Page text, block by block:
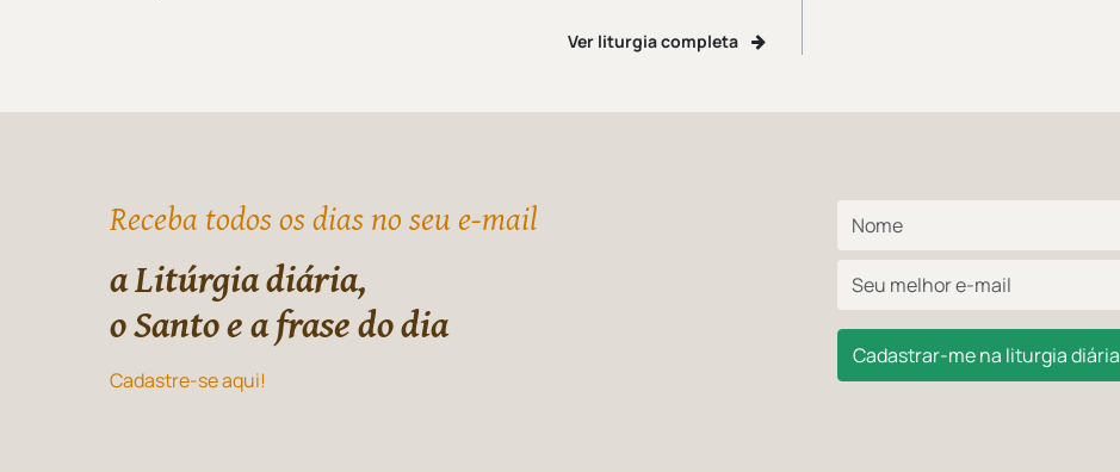
Ver liturgia completa
Receba todos os dias no seu e-mail
a Litúrgia diária,
o Santo e a frase do dia
Cadastre-se aqui!
Cadastrar-me na liturgia diária